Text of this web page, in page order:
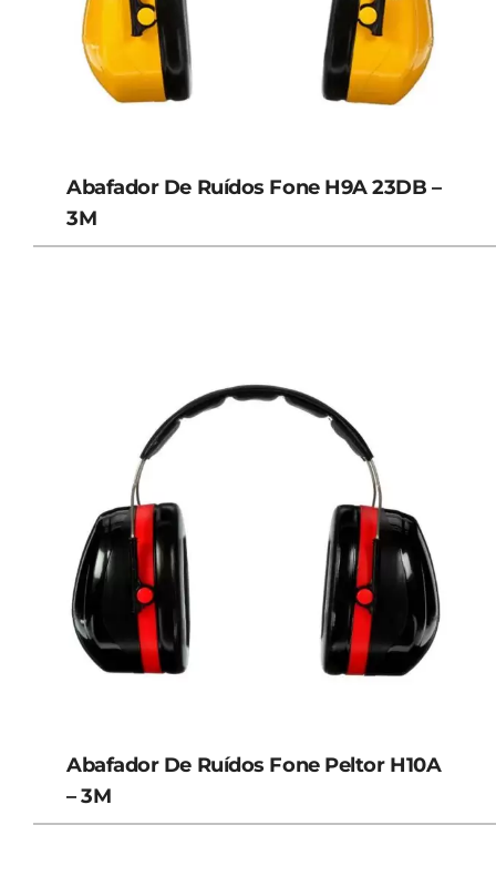
Abafador De Ruídos Fone H9A 23DB –
3M
Abafador De Ruídos Fone Peltor H10A
– 3M